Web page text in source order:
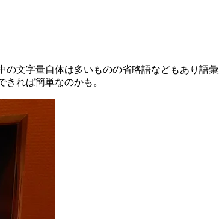
文字量自体は多いものの省略語などもあり語
れば簡単なのかも。